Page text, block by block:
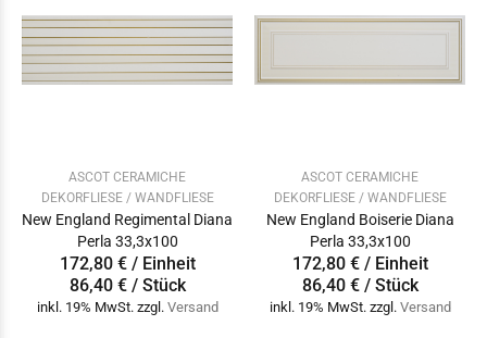
ASCOT CERAMICHE
DEKORFLIESE / WANDFLIESE
New England Regimental Diana
Perla 33,3x100
172,80 € / Einheit
86,40 € / Stück
inkl. 19% MwSt. zzgl. Versand
ASCOT CERAMICHE
DEKORFLIESE / WANDFLIESE
New England Boiserie Diana
Perla 33,3x100
172,80 € / Einheit
86,40 € / Stück
inkl. 19% MwSt. zzgl. Versand